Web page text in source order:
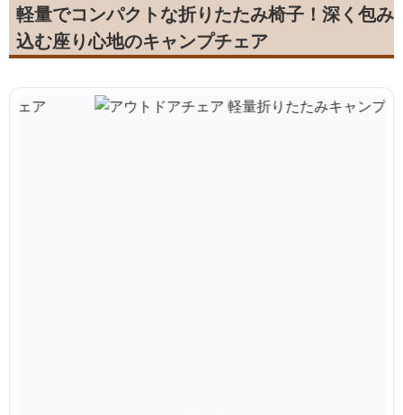
軽量でコンパクトな折りたたみ椅子！深く包み
込む座り心地のキャンプチェア